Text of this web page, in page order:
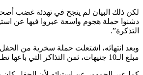
لكن ذلك البيان لم ينجح في تهدئة غضب
دشنوا حملة هجوم واسعة عبروا فيها عن
التذكرة”.
وبعد انتهائه، اشتعلت حملة سخرية من
مبلغ الـ10 جنيهات، ثمن التذاكر التي باعها تطبيق “أنغامي” للجماهير.